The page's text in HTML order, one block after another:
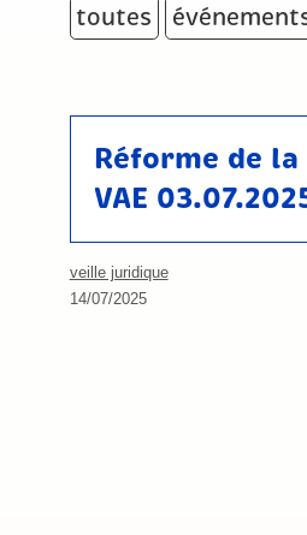
toutes
Réforme de la
VAE
veille juridique
14/07/2025